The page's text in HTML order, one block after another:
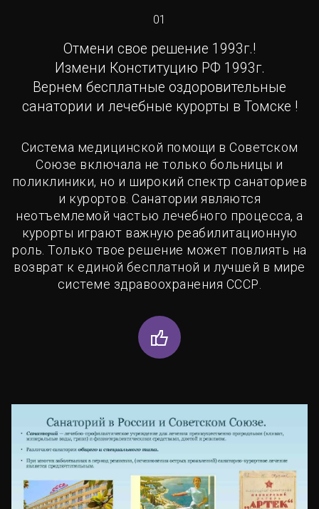
01
Отмени свое решение 1993г.!
Измени Конституцию РФ 1993г.
Вернем бесплатные оздоровительные
санатории и лечебные курорты в Томске !
Система медицинской помощи в Советском
Союзе включала не только больницы и
поликлиники, но и широкий спектр санаториев
и курортов. Санатории являются
неотъемлемой частью лечебного процесса, а
курорты играют важную реабилитационную
роль. Только твое решение может повлиять на
возврат к единой бесплатной и лучшей в мире
системе здравоохранения СССР.